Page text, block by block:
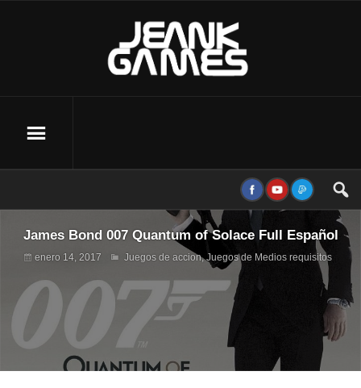
James Bond 007 Quantum of Solace Full Español
enero 14, 2017 Juegos de accion,Juegos de Medios requisitos